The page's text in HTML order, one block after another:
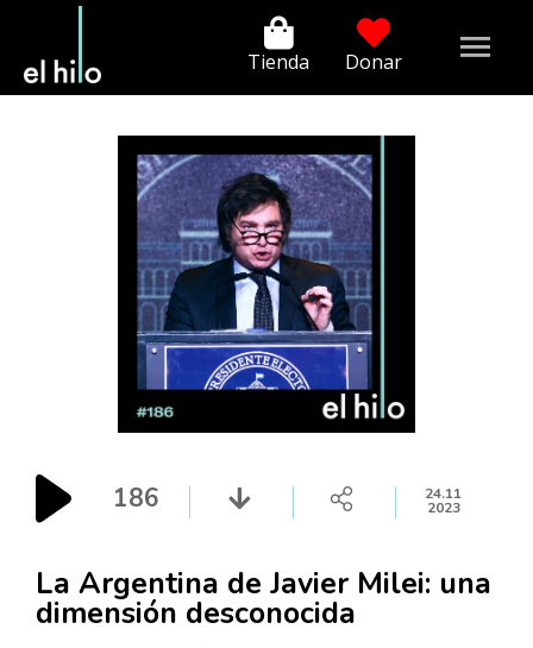
Tienda Donar
La Argentina de Javier Milei: una
dimensión desconocida
186 24.11
2023